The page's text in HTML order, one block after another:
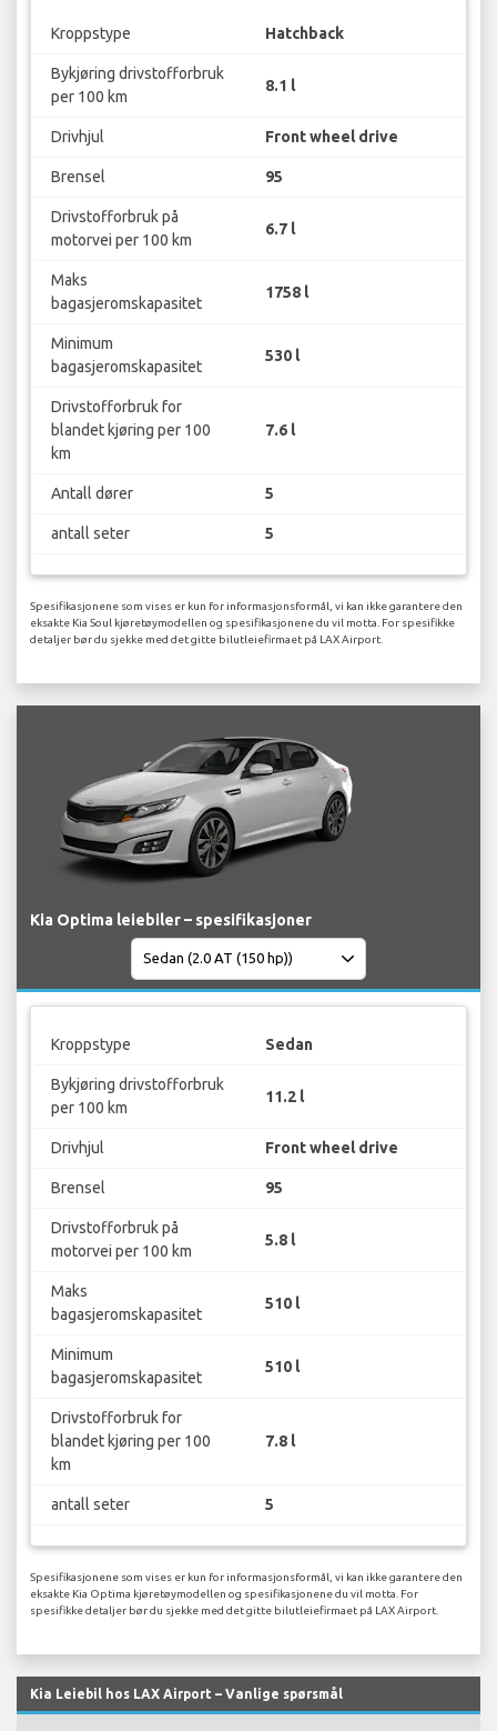
Kroppstype Hatchback
Bykjøring drivstofforbruk
per 100 km
8.1 l
Drivhjul Front wheel drive
Brensel 95
Drivstofforbruk på
motorvei per 100 km
6.7 l
Maks
bagasjeromskapasitet
1758 l
Minimum
bagasjeromskapasitet
530 l
Drivstofforbruk for
blandet kjøring per 100
km
7.6 l
Antall dører 5
antall seter 5
Spesifikasjonene som vises er kun for informasjonsformål, vi kan ikke garantere den
eksakte Kia Soul kjøretøymodellen og spesifikasjonene du vil motta. For spesifikke
detaljer bør du sjekke med det gitte bilutleiefirmaet på LAX Airport.
Kia Optima leiebiler – spesifikasjoner
Kroppstype Sedan
Bykjøring drivstofforbruk
per 100 km
11.2 l
Drivhjul Front wheel drive
Brensel 95
Drivstofforbruk på
motorvei per 100 km
5.8 l
Maks
bagasjeromskapasitet
510 l
Minimum
bagasjeromskapasitet
510 l
Drivstofforbruk for
blandet kjøring per 100
km
7.8 l
antall seter 5
Spesifikasjonene som vises er kun for informasjonsformål, vi kan ikke garantere den
eksakte Kia Optima kjøretøymodellen og spesifikasjonene du vil motta. For
spesifikke detaljer bør du sjekke med det gitte bilutleiefirmaet på LAX Airport.
Kia Leiebil hos LAX Airport – Vanlige spørsmål